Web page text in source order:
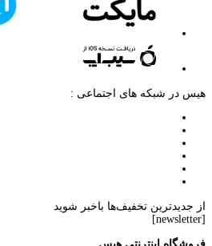
هیس در شبکه های اجتماعی :
از جدیدترین تخفیف‌ها باخبر شوید
[newsletter]